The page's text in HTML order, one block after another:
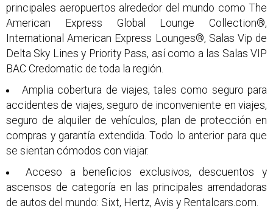
principales aeropuertos alrededor del mundo como The
American Express Global Lounge Collection®,
International American Express Lounges®, Salas Vip de
Delta Sky Lines y Priority Pass, así como a las Salas VIP
BAC Credomatic de toda la región.
Amplia cobertura de viajes, tales como seguro para
accidentes de viajes, seguro de inconveniente en viajes,
seguro de alquiler de vehículos, plan de protección en
compras y garantía extendida. Todo lo anterior para que
se sientan cómodos con viajar.
Acceso a beneficios exclusivos, descuentos y
ascensos de categoría en las principales arrendadoras
de autos del mundo: Sixt, Hertz, Avis y Rentalcars.com.